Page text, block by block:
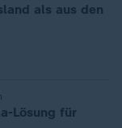
als aus den
Lösung für